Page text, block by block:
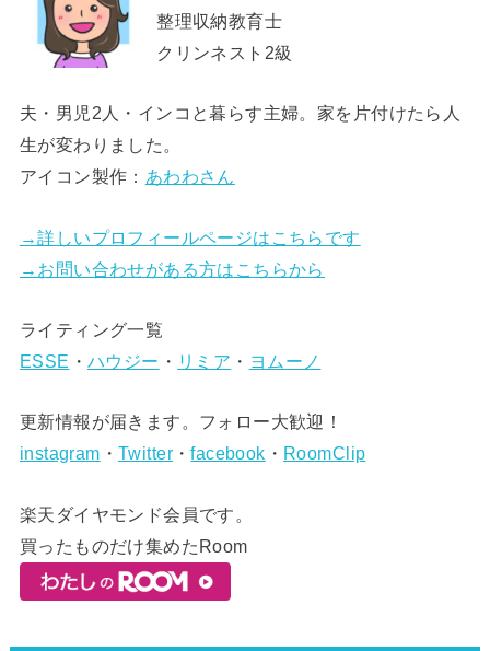
整理収納教育士
クリンネスト2級
夫・男児2人・インコと暮らす主婦。家を片付けたら人
生が変わりました。
アイコン製作： あわわさん
→詳しいプロフィールページはこちらです
→お問い合わせがある方はこちらから
ライティング一覧
ESSE ・ ハウジー ・ リミア ・ ヨムーノ
更新情報が届きます。フォロー大歓迎！
instagram ・Twitter・facebook ・ RoomClip
楽天ダイヤモンド会員です。
買ったものだけ集めたRoom